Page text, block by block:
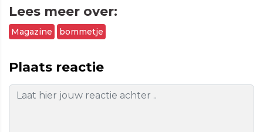
Lees meer over:
Magazine bommetje
Plaats reactie